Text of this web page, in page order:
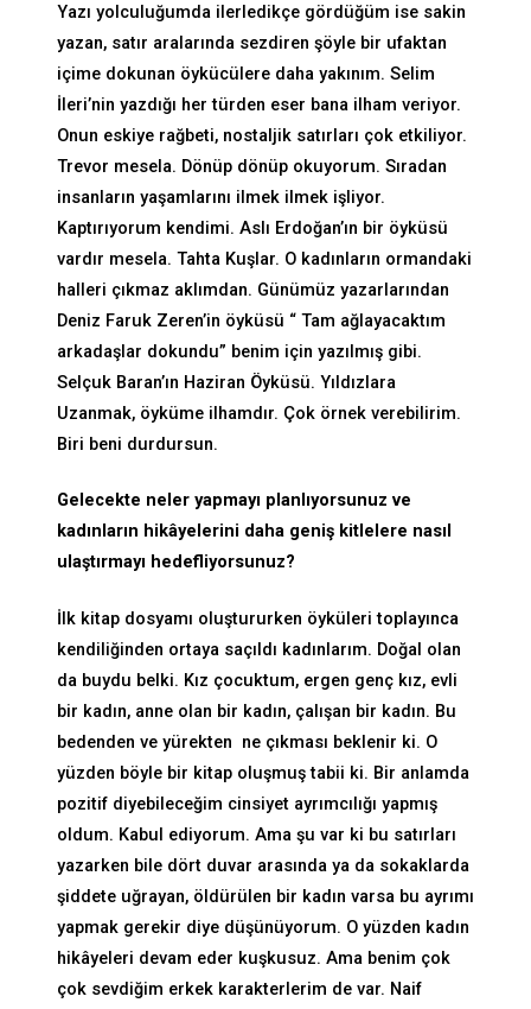
Yazı yolculuğumda ilerledikçe gördüğüm ise sakin
yazan, satır aralarında sezdiren şöyle bir ufaktan
içime dokunan öykücülere daha yakınım. Selim
İleri’nin yazdığı her türden eser bana ilham veriyor.
Onun eskiye rağbeti, nostaljik satırları çok etkiliyor.
Trevor mesela. Dönüp dönüp okuyorum. Sıradan
insanların yaşamlarını ilmek ilmek işliyor.
Kaptırıyorum kendimi. Aslı Erdoğan’ın bir öyküsü
vardır mesela. Tahta Kuşlar. O kadınların ormandaki
halleri çıkmaz aklımdan. Günümüz yazarlarından
Deniz Faruk Zeren’in öyküsü “ Tam ağlayacaktım
arkadaşlar dokundu” benim için yazılmış gibi.
Selçuk Baran’ın Haziran Öyküsü. Yıldızlara
Uzanmak, öyküme ilhamdır. Çok örnek verebilirim.
Biri beni durdursun.
Gelecekte neler yapmayı planlıyorsunuz ve
kadınların hikâyelerini daha geniş kitlelere nasıl
ulaştırmayı hedefliyorsunuz?
İlk kitap dosyamı oluştururken öyküleri toplayınca
kendiliğinden ortaya saçıldı kadınlarım. Doğal olan
da buydu belki. Kız çocuktum, ergen genç kız, evli
bir kadın, anne olan bir kadın, çalışan bir kadın. Bu
bedenden ve yürekten ne çıkması beklenir ki. O
yüzden böyle bir kitap oluşmuş tabii ki. Bir anlamda
pozitif diyebileceğim cinsiyet ayrımcılığı yapmış
oldum. Kabul ediyorum. Ama şu var ki bu satırları
yazarken bile dört duvar arasında ya da sokaklarda
şiddete uğrayan, öldürülen bir kadın varsa bu ayrımı
yapmak gerekir diye düşünüyorum. O yüzden kadın
hikâyeleri devam eder kuşkusuz. Ama benim çok
çok sevdiğim erkek karakterlerim de var. Naif